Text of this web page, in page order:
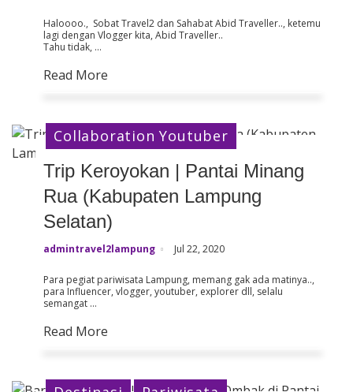
Haloooo., Sobat Travel2 dan Sahabat Abid Traveller.., ketemu
lagi dengan Vlogger kita, Abid Traveller..
Tahu tidak, …
Read More
Trip Keroyokan | Pantai Minang
Rua (Kabupaten Lampung
Selatan)
admintravel2lampung Jul 22, 2020
Para pegiat pariwisata Lampung, memang gak ada matinya..,
para Influencer, vlogger, youtuber, explorer dll, selalu
semangat …
Read More
Collaboration Youtuber